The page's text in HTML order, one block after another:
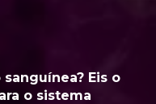
Eis o
o sistema